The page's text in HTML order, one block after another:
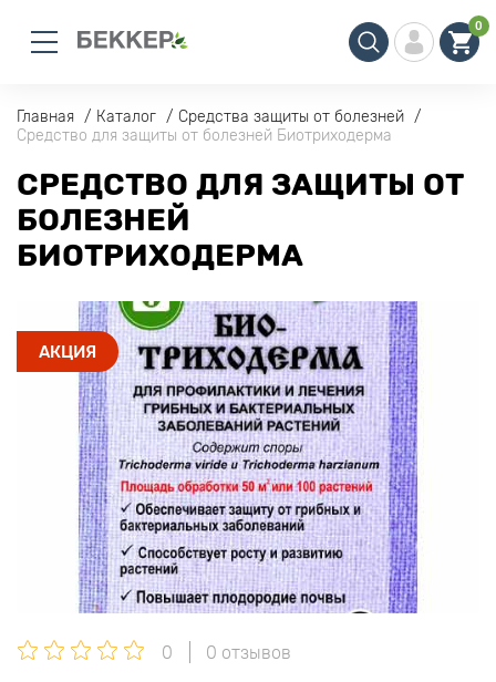
0
Главная Каталог
Средства защиты от болезней
Средство для защиты от болезней Биотриходерма
СРЕДСТВО ДЛЯ ЗАЩИТЫ ОТ
БОЛЕЗНЕЙ
БИОТРИХОДЕРМА
АКЦИЯ
0 0 отзывов